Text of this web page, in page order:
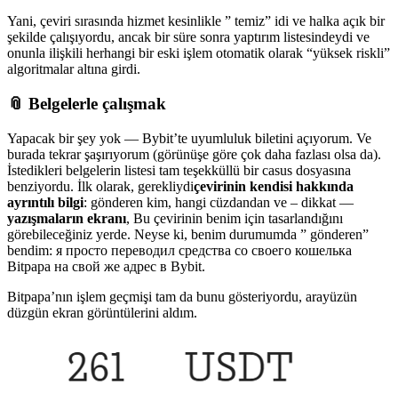
Yani, çeviri sırasında hizmet kesinlikle ” temiz” idi ve halka açık bir
şekilde çalışıyordu, ancak bir süre sonra yaptırım listesindeydi ve
onunla ilişkili herhangi bir eski işlem otomatik olarak “yüksek riskli”
algoritmalar altına girdi.
📎 Belgelerle çalışmak
Yapacak bir şey yok — Bybit’te uyumluluk biletini açıyorum. Ve
burada tekrar şaşırıyorum (görünüşe göre çok daha fazlası olsa da).
İstedikleri belgelerin listesi tam teşekküllü bir casus dosyasına
benziyordu. İlk olarak, gerekliydiçevirinin kendisi hakkında
ayrıntılı bilgi: gönderen kim, hangi cüzdandan ve – dikkat —
yazışmaların ekranı, Bu çevirinin benim için tasarlandığını
görebileceğiniz yerde. Neyse ki, benim durumumda ” gönderen”
bendim: я просто переводил средства со своего кошелька
Bitpapa на свой же адрес в Bybit.
Bitpapa’nın işlem geçmişi tam da bunu gösteriyordu, arayüzün
düzgün ekran görüntülerini aldım.